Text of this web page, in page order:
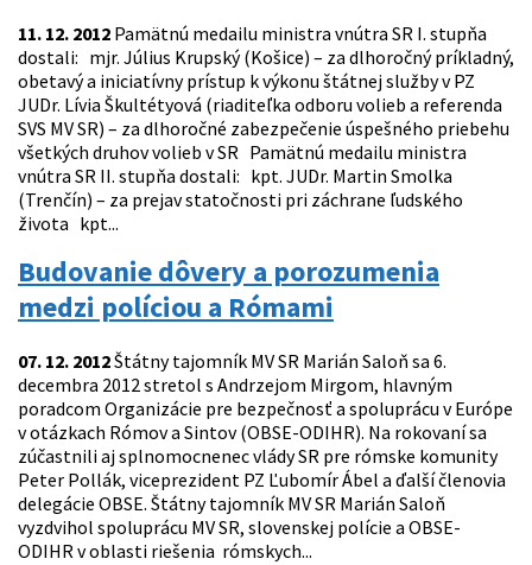
11. 12. 2012 Pamätnú medailu ministra vnútra SR I. stupňa
dostali: mjr. Július Krupský (Košice) – za dlhoročný príkladný,
obetavý a iniciatívny prístup k výkonu štátnej služby v PZ
JUDr. Lívia Škultétyová (riaditeľka odboru volieb a referenda
SVS MV SR) – za dlhoročné zabezpečenie úspešného priebehu
všetkých druhov volieb v SR Pamätnú medailu ministra
vnútra SR II. stupňa dostali: kpt. JUDr. Martin Smolka
(Trenčín) – za prejav statočnosti pri záchrane ľudského
života kpt...
Budovanie dôvery a porozumenia
medzi políciou a Rómami
07. 12. 2012Štátny tajomník MV SR Marián Saloň sa 6.
decembra 2012 stretol s Andrzejom Mirgom, hlavným
poradcom Organizácie pre bezpečnosť a spoluprácu v Európe
v otázkach Rómov a Sintov (OBSE-ODIHR). Na rokovaní sa
zúčastnili aj splnomocnenec vlády SR pre rómske komunity
Peter Pollák, viceprezident PZ Ľubomír Ábel a ďalší členovia
delegácie OBSE. Štátny tajomník MV SR Marián Saloň
vyzdvihol spoluprácu MV SR, slovenskej polície a OBSE-
ODIHR v oblasti riešenia rómskych...